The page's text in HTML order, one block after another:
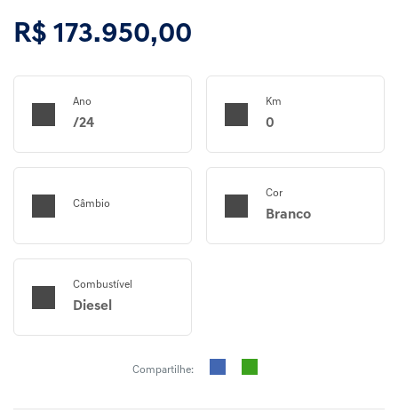
R$ 173.950,00
Ano
/24
Km
0
Câmbio
Cor
Branco
Combustível
Diesel
Compartilhe: